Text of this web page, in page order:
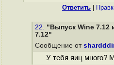
Ответить
22. "Выпуск Wine 7.12
7.12"
Сообщение от
У тебя яиц много?